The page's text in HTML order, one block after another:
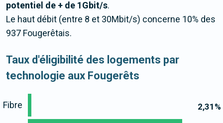
potentiel de + de 1Gbit/s.
Le haut débit (entre 8 et 30Mbit/s) concerne 10% des
937 Fougerêtais.
Taux d'éligibilité des logements par
technologie aux Fougerêts
2,31 %
Fibre